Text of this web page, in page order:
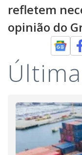
refletem
opinião do